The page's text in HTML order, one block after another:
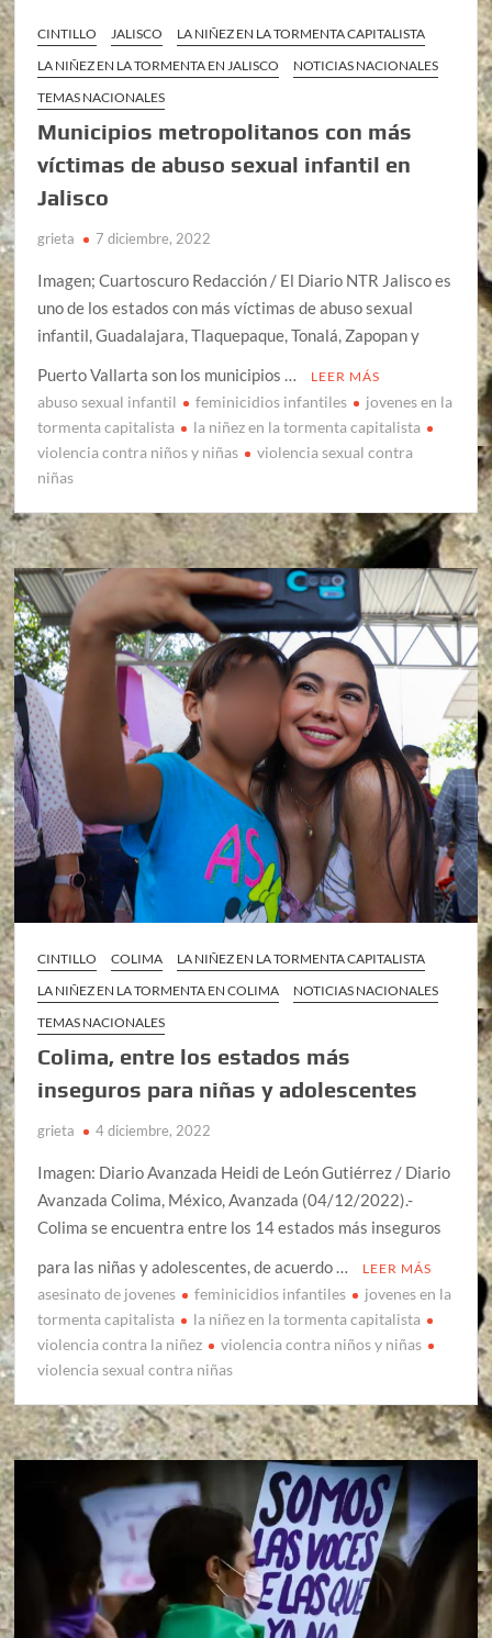
CINTILLO JALISCO
LA NIÑEZ EN LA TORMENTA CAPITALISTA
LA NIÑEZ EN LA TORMENTA EN JALISCO
NOTICIAS NACIONALES
TEMAS NACIONALES
Municipios metropolitanos con más
víctimas de abuso sexual infantil en
Jalisco
grieta 7 diciembre, 2022
Imagen; Cuartoscuro Redacción / El Diario NTR Jalisco es
uno de los estados con más víctimas de abuso sexual
infantil, Guadalajara, Tlaquepaque, Tonalá, Zapopan y
Puerto Vallarta son los municipios …
LEER MÁS
abuso sexual infantil feminicidios infantiles
jovenes en la
tormenta capitalista
la niñez en la tormenta capitalista
violencia contra niños y niñas
violencia sexual contra
niñas
CINTILLO COLIMA
LA NIÑEZ EN LA TORMENTA CAPITALISTA
LA NIÑEZ EN LA TORMENTA EN COLIMA
NOTICIAS NACIONALES
TEMAS NACIONALES
Colima, entre los estados más
inseguros para niñas y adolescentes
grieta 4 diciembre, 2022
Imagen: Diario Avanzada Heidi de León Gutiérrez / Diario
Avanzada Colima, México, Avanzada (04/12/2022).-
Colima se encuentra entre los 14 estados más inseguros
para las niñas y adolescentes, de acuerdo …
LEER MÁS
asesinato de jovenes feminicidios infantiles
jovenes en la
tormenta capitalista
la niñez en la tormenta capitalista
violencia contra la niñez
violencia contra niños y niñas
violencia sexual contra niñas